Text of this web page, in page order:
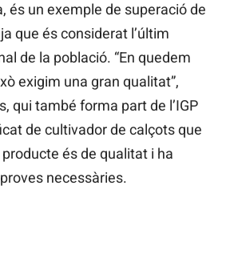
és un exemple de superació de
ja que és considerat l’últim
de la població. “En quedem
exigim una gran qualitat”,
qui també forma part de l’IGP
de cultivador de calçots que
és de qualitat i ha
necessàries.